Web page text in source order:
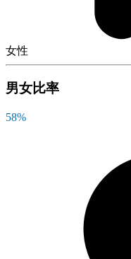
女性
男女比率
58%